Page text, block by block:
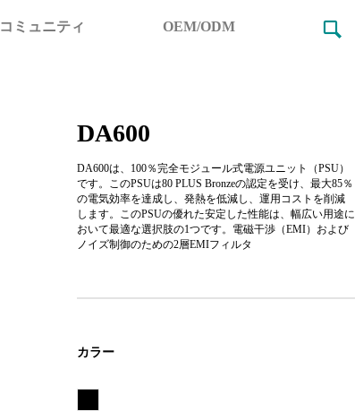
コミュニティ OEM/ODM
DA600
DA600は、100％完全モジュール式電源ユニット（PSU）
です。このPSUは80 PLUS Bronzeの認定を受け、最大85％
の電気効率を達成し、発熱を低減し、運用コストを削減
します。このPSUの優れた安定した性能は、幅広い用途に
おいて最適な選択肢の1つです。電磁干渉（EMI）および
ノイズ制御のための2層EMIフィルタ
カラー